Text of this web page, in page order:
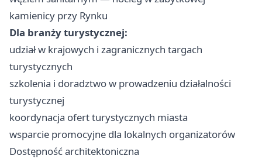
kamienicy przy Rynku
Dla branży turystycznej:
udział w krajowych i zagranicznych targach
turystycznych
szkolenia i doradztwo w prowadzeniu działalności
turystycznej
koordynacja ofert turystycznych miasta
wsparcie promocyjne dla lokalnych organizatorów
Dostępność architektoniczna